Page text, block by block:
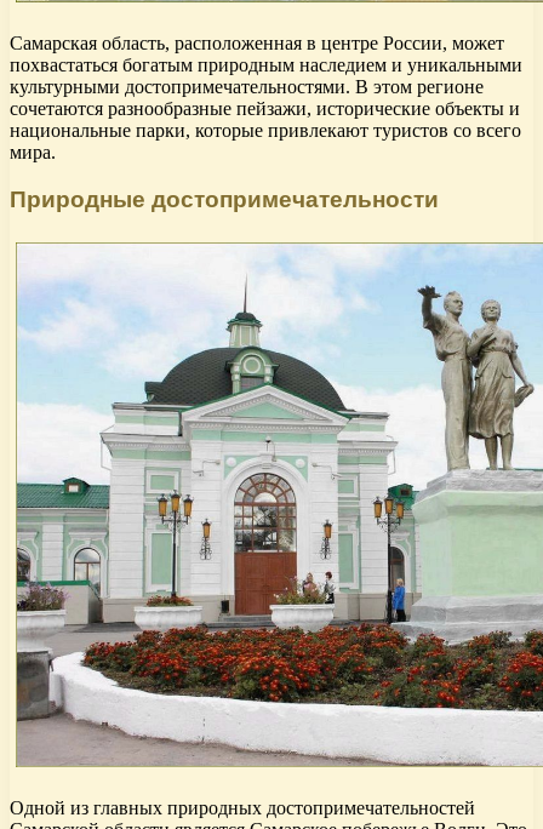
Самарская область, расположенная в центре России, может
похвастаться богатым природным наследием и уникальными
культурными достопримечательностями. В этом регионе
сочетаются разнообразные пейзажи, исторические объекты и
национальные парки, которые привлекают туристов со всего
мира.
Природные достопримечательности
Одной из главных природных достопримечательностей